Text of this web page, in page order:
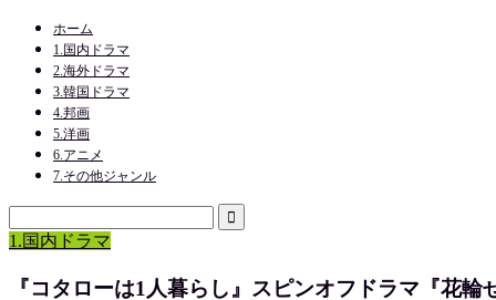
ホーム
1.国内ドラマ
2.海外ドラマ
3.韓国ドラマ
4.邦画
5.洋画
6.アニメ
7.その他ジャンル
1.国内ドラマ
『コタローは1人暮らし』スピンオフドラマ『花